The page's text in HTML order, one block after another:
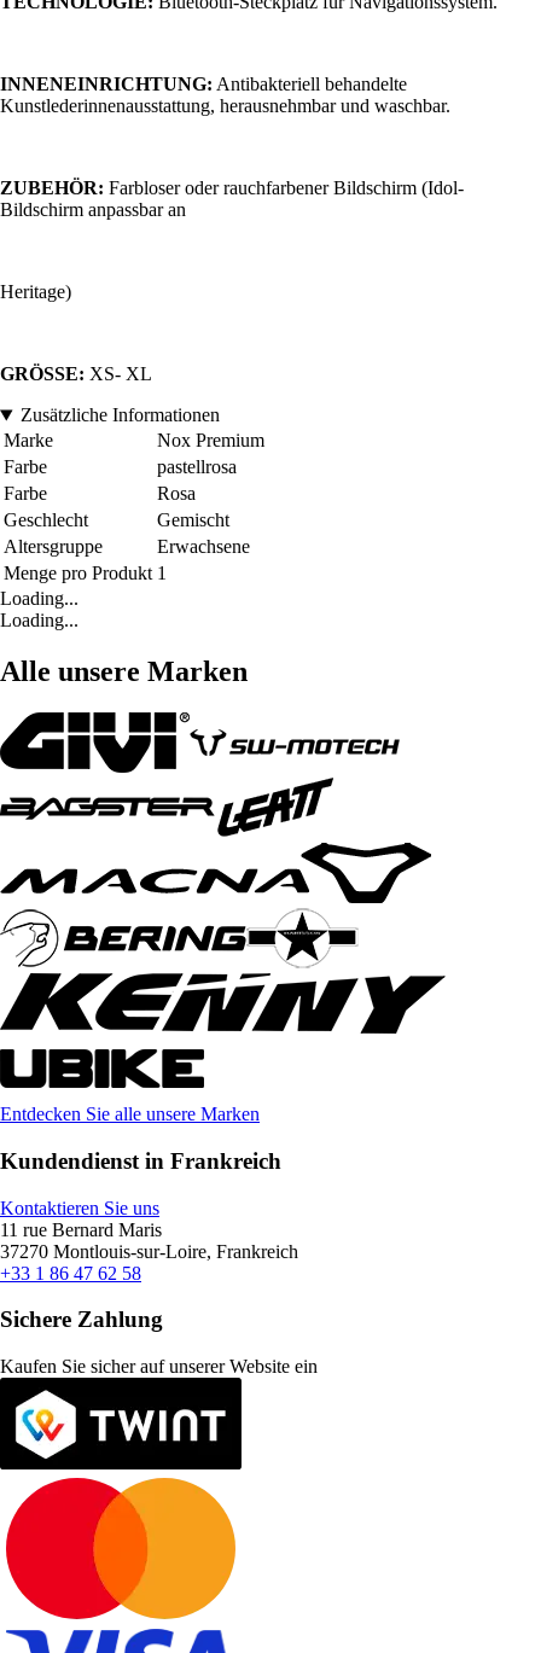
INNENEINRICHTUNG: Antibakteriell behandelte
Kunstlederinnenausstattung, herausnehmbar und waschbar.
ZUBEHÖR: Farbloser oder rauchfarbener Bildschirm (Idol-
Bildschirm anpassbar an
Heritage)
GRÖSSE: XS- XL
Zusätzliche Informationen
Marke
Nox Premium
Farbe
pastellrosa
Farbe
Rosa
Geschlecht
Gemischt
Altersgruppe
Erwachsene
Menge pro Produkt 1
Loading...
Loading...
Alle unsere Marken
Entdecken Sie alle unsere Marken
Kundendienst in Frankreich
Kontaktieren Sie uns
11 rue Bernard Maris
37270 Montlouis-sur-Loire, Frankreich
+33 1 86 47 62 58
Sichere Zahlung
Kaufen Sie sicher auf unserer Website ein